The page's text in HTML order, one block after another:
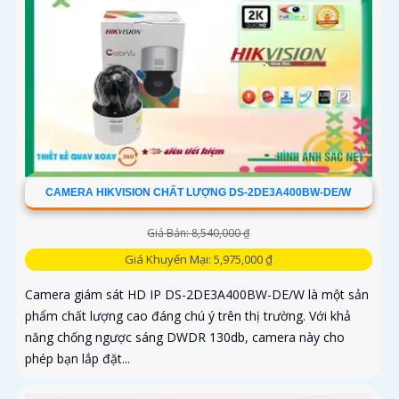
CAMERA HIKVISION CHẤT LƯỢNG DS-2DE3A400BW-DE/W
Giá Bán: 8,540,000 ₫
Giá Khuyến Mại: 5,975,000 ₫
Camera giám sát HD IP DS-2DE3A400BW-DE/W là một sản
phẩm chất lượng cao đáng chú ý trên thị trường. Với khả
năng chống ngược sáng DWDR 130db, camera này cho
phép bạn lắp đặt...